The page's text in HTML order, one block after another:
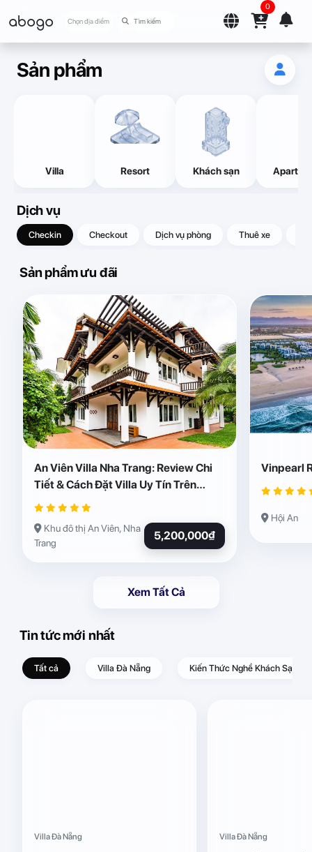
abogo Chọn địa điểm
0
Sản phẩm
Villa Resort Khách sạn
Dịch vụ
Checkin Checkout Dịch vụ phòng Thuê xe
Sản phẩm ưu đãi
An Viên Villa Nha Trang: Review Chi
Tiết & Cách Đặt Villa Uy Tín Trên
Abogo
Khu đô thị An Viên, Nha
Trang
5,200,000₫
Vinpearl
Hội An
Xem Tất Cả
Tin tức mới nhất
Tất cả Villa Đà Nẵng Kiến Thức Nghề Khách Sạn –
Villa Đà Nẵng Villa Đà Nẵng